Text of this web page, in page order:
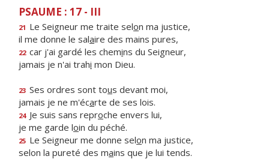
PSAUME : 17 - III
21 Le Seigneur me traite selon ma justice,
il me donne le salaire des mains pures,
22 car j'ai gardé les chemins du Seigneur,
jamais je n'ai trahi mon Dieu.
23 Ses ordres sont tous devant moi,
jamais je ne m'écarte de ses lois.
24 Je suis sans reproche envers lui,
je me garde loin du péché.
25 Le Seigneur me donne selon ma justice,
selon la pureté des mains que je lui tends.